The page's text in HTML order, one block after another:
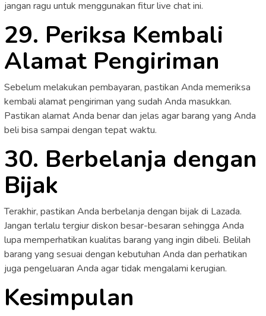
jangan ragu untuk menggunakan fitur live chat ini.
29. Periksa Kembali
Alamat Pengiriman
Sebelum melakukan pembayaran, pastikan Anda memeriksa
kembali alamat pengiriman yang sudah Anda masukkan.
Pastikan alamat Anda benar dan jelas agar barang yang Anda
beli bisa sampai dengan tepat waktu.
30. Berbelanja dengan
Bijak
Terakhir, pastikan Anda berbelanja dengan bijak di Lazada.
Jangan terlalu tergiur diskon besar-besaran sehingga Anda
lupa memperhatikan kualitas barang yang ingin dibeli. Belilah
barang yang sesuai dengan kebutuhan Anda dan perhatikan
juga pengeluaran Anda agar tidak mengalami kerugian.
Kesimpulan